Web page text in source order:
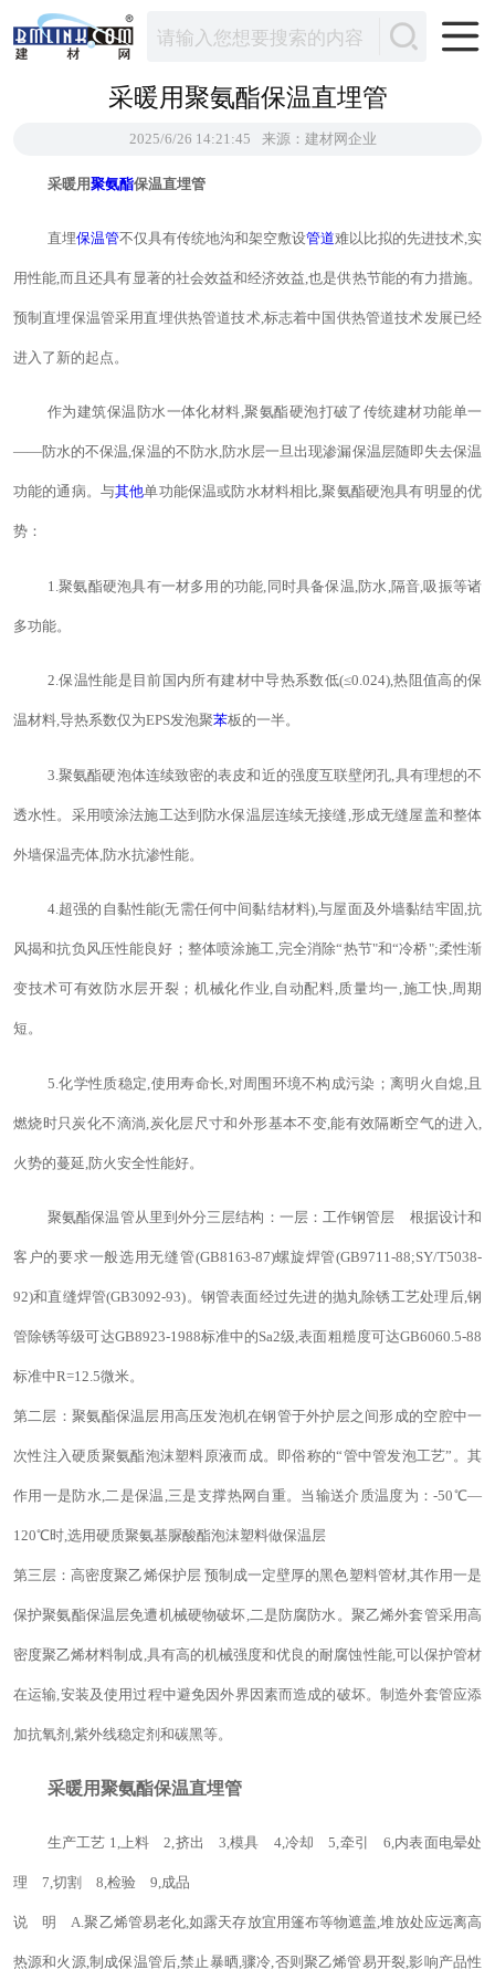
采暖用聚氨酯保温直埋管
2025/6/26 14:21:45 来源：建材网企业
采暖用聚氨酯保温直埋管
直埋保温管不仅具有传统地沟和架空敷设管道难以比拟的先进技术,实
用性能,而且还具有显著的社会效益和经济效益,也是供热节能的有力措施。
预制直埋保温管采用直埋供热管道技术,标志着中国供热管道技术发展已经
进入了新的起点。
作为建筑保温防水一体化材料,聚氨酯硬泡打破了传统建材功能单一
——防水的不保温,保温的不防水,防水层一旦出现渗漏保温层随即失去保温
功能的通病。与其他单功能保温或防水材料相比,聚氨酯硬泡具有明显的优
势：
1.聚氨酯硬泡具有一材多用的功能,同时具备保温,防水,隔音,吸振等诸
多功能。
2.保温性能是目前国内所有建材中导热系数低(≤0.024),热阻值高的保
温材料,导热系数仅为EPS发泡聚苯板的一半。
3.聚氨酯硬泡体连续致密的表皮和近的强度互联壁闭孔,具有理想的不
透水性。采用喷涂法施工达到防水保温层连续无接缝,形成无缝屋盖和整体
外墙保温壳体,防水抗渗性能。
4.超强的自黏性能(无需任何中间黏结材料),与屋面及外墙黏结牢固,抗
风揭和抗负风压性能良好；整体喷涂施工,完全消除“热节"和“冷桥";柔性渐
变技术可有效防水层开裂；机械化作业,自动配料,质量均一,施工快,周期
短。
5.化学性质稳定,使用寿命长,对周围环境不构成污染；离明火自熄,且
燃烧时只炭化不滴淌,炭化层尺寸和外形基本不变,能有效隔断空气的进入,
火势的蔓延,防火安全性能好。
聚氨酯保温管从里到外分三层结构： 一层：工作钢管层 根据设计和
客户的要求一般选用无缝管(GB8163-87)螺旋焊管(GB9711-88;SY/T5038-
92)和直缝焊管(GB3092-93)。钢管表面经过先进的抛丸除锈工艺处理后,钢
管除锈等级可达GB8923-1988标准中的Sa2级,表面粗糙度可达GB6060.5-88
标准中R=12.5微米。
第二层：聚氨酯保温层用高压发泡机在钢管于外护层之间形成的空腔中一
次性注入硬质聚氨酯泡沫塑料原液而成。即俗称的“管中管发泡工艺”。其
作用一是防水,二是保温,三是支撑热网自重。当输送介质温度为：-50℃—
120℃时,选用硬质聚氨基脲酸酯泡沫塑料做保温层
第三层：高密度聚乙烯保护层 预制成一定壁厚的黑色塑料管材,其作用一是
保护聚氨酯保温层免遭机械硬物破坏,二是防腐防水。聚乙烯外套管采用高
密度聚乙烯材料制成,具有高的机械强度和优良的耐腐蚀性能,可以保护管材
在运输,安装及使用过程中避免因外界因素而造成的破坏。制造外套管应添
加抗氧剂,紫外线稳定剂和碳黑等。
采暖用聚氨酯保温直埋管
生产工艺 1,上料 2,挤出 3,模具 4,冷却 5,牵引 6,内表面电晕处
理 7,切割 8,检验 9,成品
说 明 A.聚乙烯管易老化,如露天存放宜用篷布等物遮盖,堆放处应远离高
热源和火源,制成保温管后,禁止暴晒,骤冷,否则聚乙烯管易开裂,影响产品性